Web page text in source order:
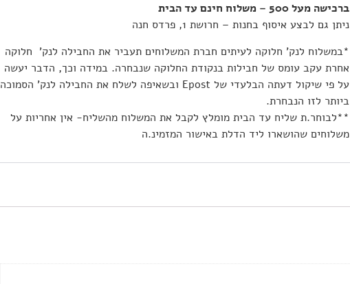
ברכישה מעל 500 – משלוח חינם עד הבית
ניתן גם לבצע איסוף בחנות – חרושת 1, פרדס חנה
*במשלוח לנק’ חלוקה לעיתים חברת המשלוחים תעביר את החבילה לנק’ חלוקה
אחרת עקב עומס של חבילות בנקודת החלוקה שנבחרה. במידה וכך, הדבר יעשה
על פי שיקול דעתה הבלעדי של Epost ובשאיפה לשלח את החבילה לנק’ הסמוכה
ביותר לזו הנבחרת.
**לבוחר.ת שליח עד הבית מומלץ לקבל את המשלוח מהשליח- אין אחריות על
משלוחים שהושארו ליד הדלת באישור המזמינ.ה